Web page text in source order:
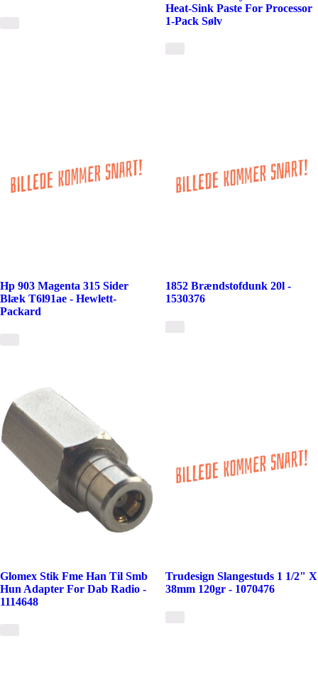
Heat-Sink Paste For Processor
1-Pack Sølv
Hp 903 Magenta 315 Sider
Blæk T6l91ae - Hewlett-
Packard
1852 Brændstofdunk 20l -
1530376
Glomex Stik Fme Han Til Smb
Hun Adapter For Dab Radio -
1114648
Trudesign Slangestuds 1 1/2" X
38mm 120gr - 1070476